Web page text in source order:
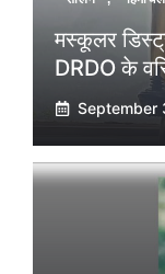
मस्कूलर
DRDO के
September